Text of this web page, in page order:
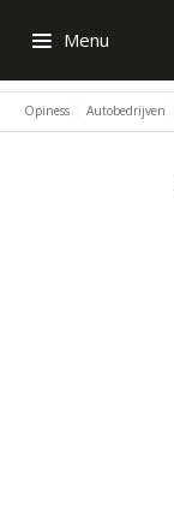
Menu
Opiness Autobedrijven